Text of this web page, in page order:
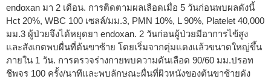
endoxan มา 2 เดือน. การติดตามผลเลือดเมื่อ 5 วันก่อนพบผลดังนี้
Hct 20%, WBC 100 เซลล์/มม.3, PMN 10%, L 90%, Platelet 40,000
มม.3 ผู้ป่วยจึงได้หยุดยา endoxan. 2 วันก่อนผู้ป่วยมีอาการไข้สูง
และสังเกตพบผื่นที่ต้นขาซ้าย โดยเริ่มจากตุ่มแดงแล้วขนาดใหญ่ขึ้น
ภายใน 1 วัน. การตรวจร่างกายพบความดันเลือด 90/60 มม.ปรอท
ชีพจร 100 ครั้ง/นาทีและพบลักษณะผื่นที่ผิวหนังของต้นขาซ้ายดัง